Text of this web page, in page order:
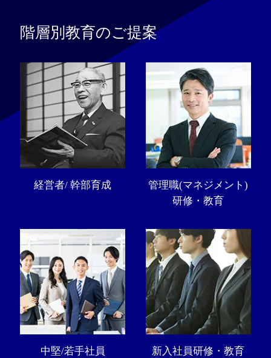
階層別教育のご提案
経営者/ 幹部育成
管理職(マネジメント)
研修・教育
中堅/若手社員 新入社員研修・教育